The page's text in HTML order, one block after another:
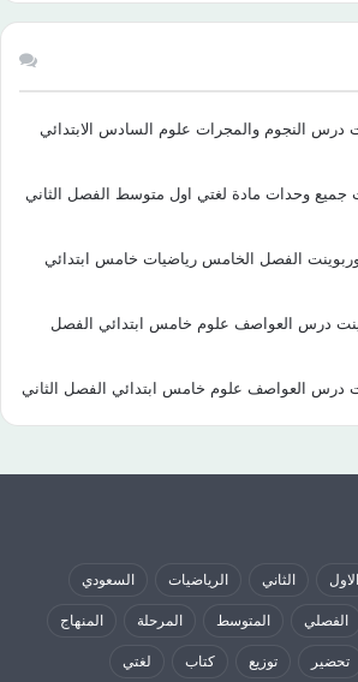
درس النجوم والمجرات علوم السادس الابتدائي
جميع وحدات مادة لغتي اول متوسط الفصل الثاني
الفصل الخامس رياضيات خامس ابتدائي
درس العواصف علوم خامس ابتدائي الفصل
درس العواصف علوم خامس ابتدائي الفصل الثاني
الاول الثاني الرياضيات السعودي
الفصلي المتوسط المرحلة المنهاج
تحضير توزيع كتاب لغتي